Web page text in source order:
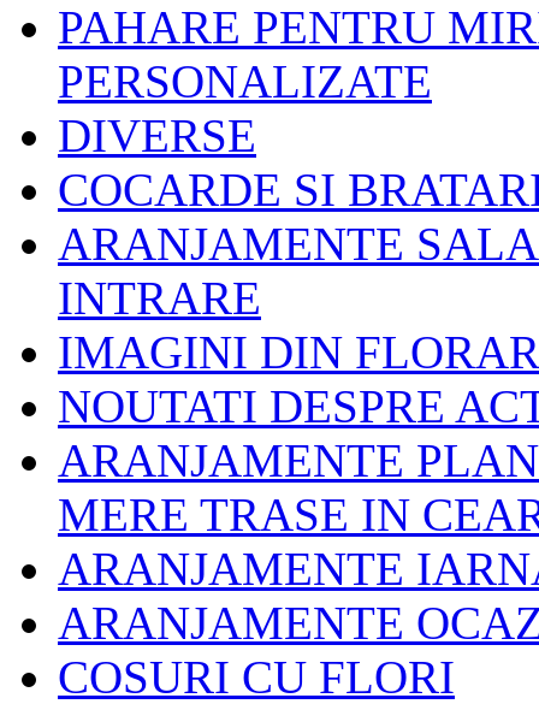
PAHARE PENTRU
PERSONALIZATE
DIVERSE
COCARDE SI
ARANJAMENTE
INTRARE
IMAGINI DIN
NOUTATI DESPRE
ARANJAMENTE
MERE TRASE IN
ARANJAMENTE
ARANJAMENTE
COSURI CU FLORI